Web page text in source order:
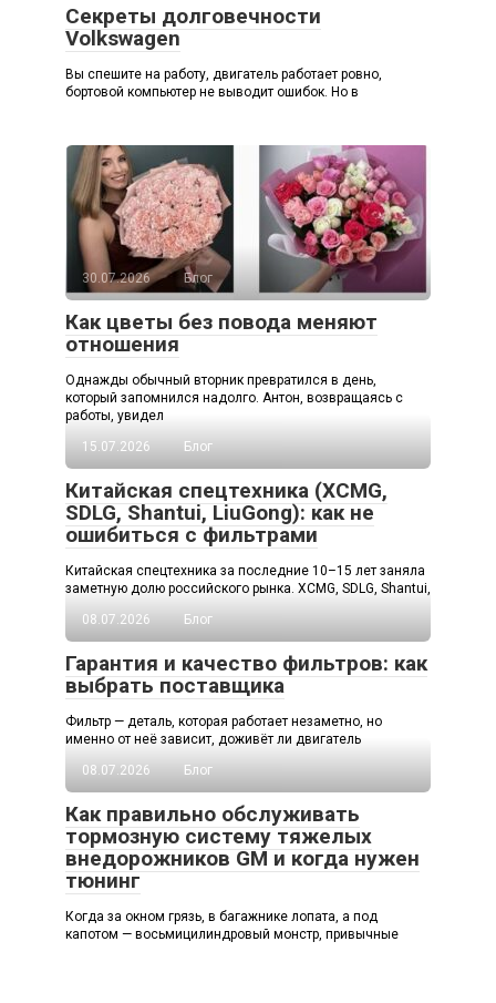
Секреты долговечности
Volkswagen
Вы спешите на работу, двигатель работает ровно,
бортовой компьютер не выводит ошибок. Но в
30.07.2026 Блог
Как цветы без повода меняют
отношения
Однажды обычный вторник превратился в день,
который запомнился надолго. Антон, возвращаясь с
работы, увидел
15.07.2026
Блог
Китайская спецтехника (XCMG,
SDLG, Shantui, LiuGong): как не
ошибиться с фильтрами
Китайская спецтехника за последние 10–15 лет заняла
заметную долю российского рынка. XCMG, SDLG, Shantui,
08.07.2026
Блог
Гарантия и качество фильтров: как
выбрать поставщика
Фильтр — деталь, которая работает незаметно, но
именно от неё зависит, доживёт ли двигатель
08.07.2026
Блог
Как правильно обслуживать
тормозную систему тяжелых
внедорожников GM и когда нужен
тюнинг
Когда за окном грязь, в багажнике лопата, а под
капотом — восьмицилиндровый монстр, привычные